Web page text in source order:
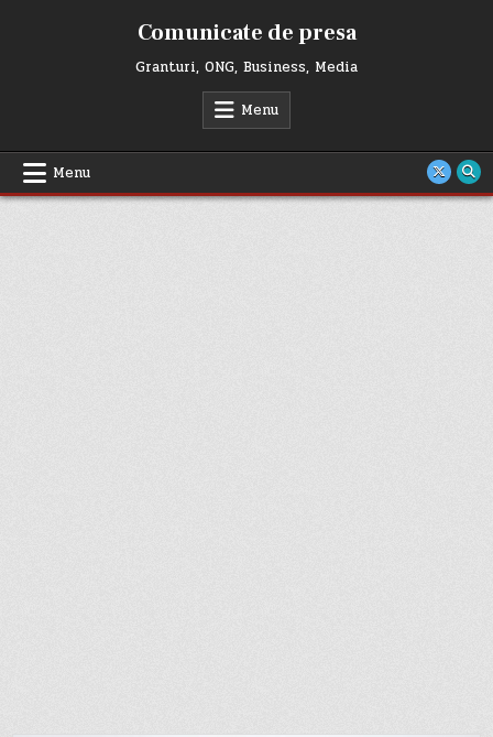
Comunicate de presa
Granturi, ONG, Business, Media
Menu
Menu